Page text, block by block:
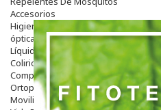
Accesorios
Higiene
óptica
Líquidos Lentillas
Colirios
Complementos Alimentarios.
Ortopedia - Accesorios
Movilidad